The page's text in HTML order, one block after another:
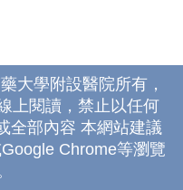
大學附設醫院所有，
上閱讀，禁止以任何
全部內容 本網站建議
Chrome等瀏覽